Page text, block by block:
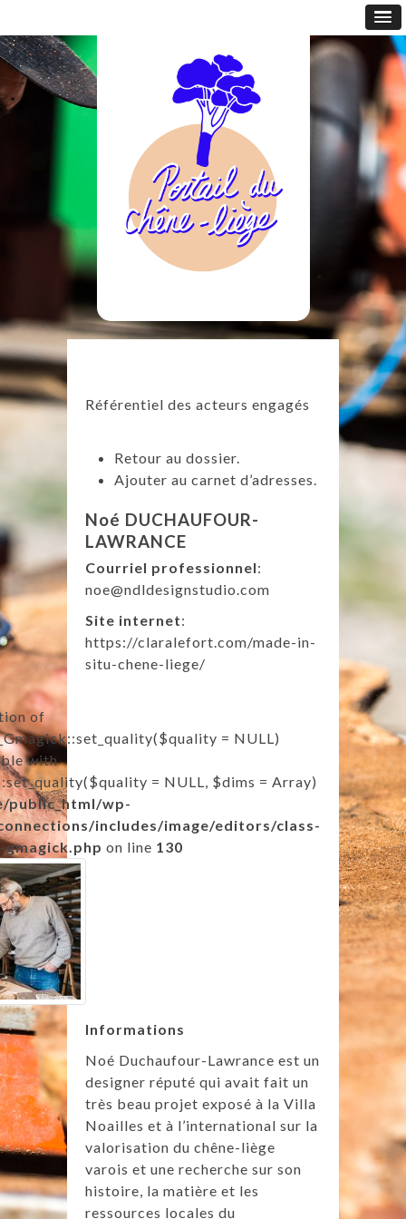
Référentiel des acteurs engagés
Retour au dossier.
Ajouter au carnet d’adresses.
Noé DUCHAUFOUR-
LAWRANCE
Courriel professionnel:
noe@ndldesignstudio.com
Site internet:
https://claralefort.com/made-in-
situ-chene-liege/
of
= NULL)
with
= NULL, $dims = Array)
public_html/wp-
includes/image/editors/class-
on line 130
Informations
Noé Duchaufour-Lawrance est un
designer réputé qui avait fait un
très beau projet exposé à la Villa
Noailles et à l’international sur la
valorisation du chêne-liège
varois et une recherche sur son
histoire, la matière et les
ressources locales du